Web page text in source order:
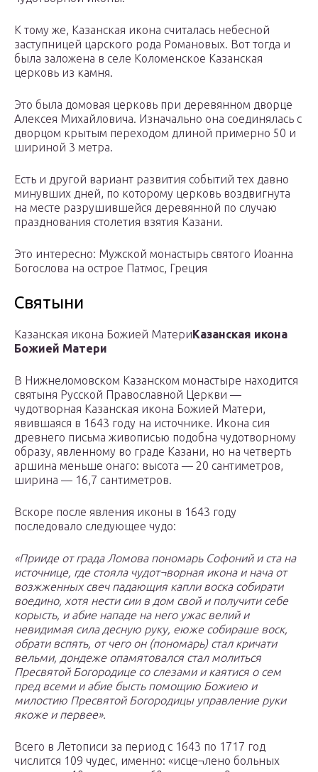
К тому же, Казанская икона считалась небесной
заступницей царского рода Романовых. Вот тогда и
была заложена в селе Коломенское Казанская
церковь из камня.
Это была домовая церковь при деревянном дворце
Алексея Михайловича. Изначально она соединялась с
дворцом крытым переходом длиной примерно 50 и
шириной 3 метра.
Есть и другой вариант развития событий тех давно
минувших дней, по которому церковь воздвигнута
на месте разрушившейся деревянной по случаю
празднования столетия взятия Казани.
Это интересно: Мужской монастырь святого Иоанна
Богослова на острое Патмос, Греция
Святыни
Казанская икона Божией МатериКазанская икона
Божией Матери
В Нижнеломовском Казанском монастыре находится
святыня Русской Православной Церкви —
чудотворная Казанская икона Божией Матери,
явившаяся в 1643 году на источнике. Икона сия
древнего письма живописью подобна чудотворному
образу, явленному во граде Казани, но на четверть
аршина меньше онаго: высота — 20 сантиметров,
ширина — 16,7 сантиметров.
Вскоре после явления иконы в 1643 году
последовало следующее чудо:
«Прииде от града Ломова пономарь Софоний и ста на
источнице, где стояла чудот¬ворная икона и нача от
возжженных свеч падающия капли воска собирати
воедино, хотя нести сии в дом свой и получити себе
корысть, и абие нападе на него ужас велий и
невидимая сила десную руку, еюже собираше воск,
обрати вспять, от чего он (пономарь) стал кричати
вельми, дондеже опамятовался стал молиться
Пресвятой Богородице со слезами и каятися о сем
пред всеми и абие бысть помощию Божиею и
милостию Пресвятой Богородицы управление руки
якоже и первее».
Всего в Летописи за период с 1643 по 1717 год
числится 109 чудес, именно: «исце¬лено больных